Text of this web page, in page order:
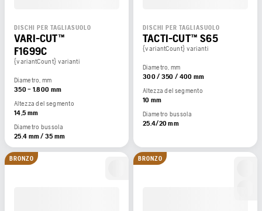
DISCHI PER TAGLIASUOLO
VARI-CUT™
F1699C
{variantCount} varianti
Diametro, mm
350 – 1.800 mm
Altezza del segmento
14,5 mm
Diametro bussola
25.4 mm / 35 mm
DISCHI PER TAGLIASUOLO
TACTI-CUT™ S65
{variantCount} varianti
Diametro, mm
300 / 350 / 400 mm
Altezza del segmento
10 mm
Diametro bussola
25.4/20 mm
BRONZO BRONZO